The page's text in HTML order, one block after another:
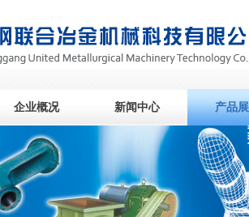
企业概况 新闻中心 产品